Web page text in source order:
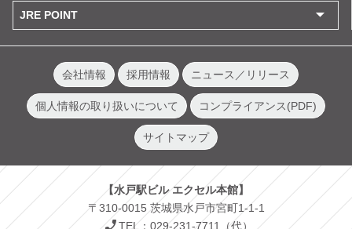
JRE POINT
会社情報 採用情報 ニュース／リリース
個人情報の取り扱いについて コンプライアンス(PDF)
サイトマップ
【水戸駅ビル エクセル本館】
〒310-0015 茨城県水戸市宮町1-1-1
TEL：029-231-7711（代）